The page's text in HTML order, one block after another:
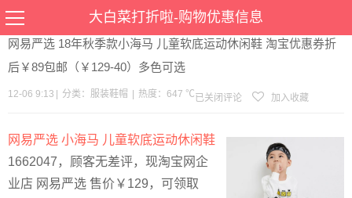
大白菜打折啦-购物优惠信息
当前位置： 优惠>服装鞋帽>文章详情
网易严选 18年秋季款小海马 儿童软底运动休闲鞋 淘宝优惠券折
后￥89包邮（￥129-40）多色可选
12-06 9:13 分类： 服装鞋帽 热度：647 ℃ 已关闭评论 加入收藏
网易严选 小海马 儿童软底运动休闲鞋
1662047，顾客无差评，现淘宝网企
业店 网易严选 售价￥129，可领取